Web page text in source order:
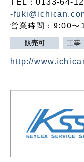
TEL：0133-64-
-
営業時間：9:00〜
販売可 工事
http://